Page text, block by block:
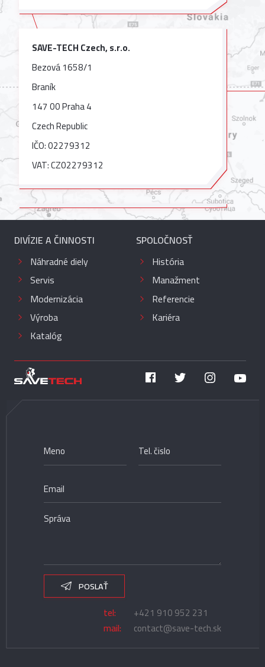
SAVE-TECH Czech, s.r.o.
Bezová 1658/1
Braník
147 00 Praha 4
Czech Republic
IČO: 02279312
VAT: CZ02279312
DIVÍZIE A ČINNOSTI
Náhradné diely
Servis
Modernizácia
Výroba
Katalóg
SPOLOČNOSŤ
História
Manažment
Referencie
Kariéra
POSLAŤ
tel:
+421 910 952 231
mail:
contact@save-tech.sk